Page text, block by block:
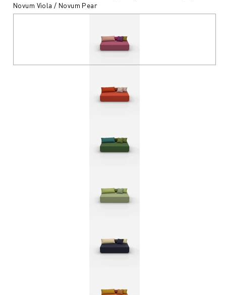
Novum Viola / Novum Pear